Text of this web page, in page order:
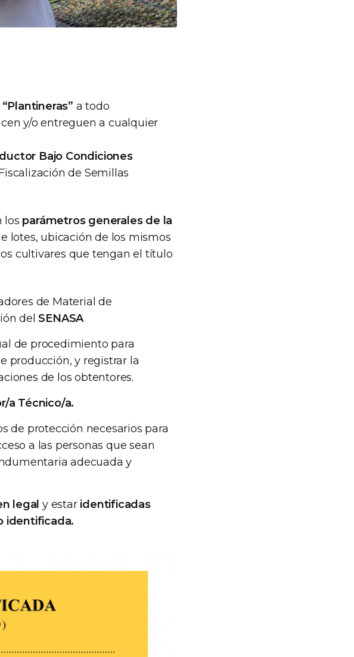
“Plantineras” a todo
y/o entreguen a cualquier
Bajo Condiciones
de Semillas
los parámetros generales de la
lotes, ubicación de los mismos
cultivares que tengan el título
de Material de
delSENASA
de procedimiento para
producción, y registrar la
de los obtentores.
a Técnico/a.
de protección necesarios para
a las personas que sean
adecuada y
legal y estar identificadas
identificada.